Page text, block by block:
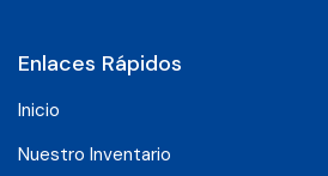
Enlaces Rápidos
Inicio
Nuestro Inventario